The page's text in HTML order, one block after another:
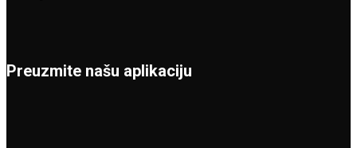
Preuzmite našu aplikaciju